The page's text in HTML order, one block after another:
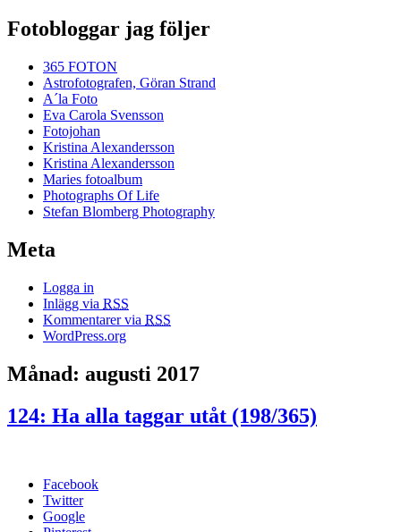
Fotobloggar jag följer
365 FOTON
Astrofotografen, Göran Strand
A´la Foto
Eva Carola Svensson
Fotojohan
Kristina Alexandersson
Kristina Alexandersson
Maries fotoalbum
Photographs Of Life
Stefan Blomberg Photography
Meta
Logga in
Inlägg via RSS
Kommentarer via RSS
WordPress.org
Månad: augusti 2017
124: Ha alla taggar utåt (198/365)
Facebook
Twitter
Google